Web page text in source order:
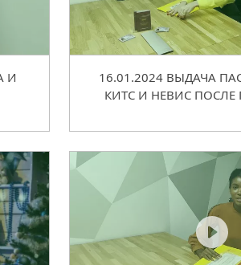
И
16.01.2024 ВЫДАЧА
КИТС И НЕВИС ПОСЛЕ